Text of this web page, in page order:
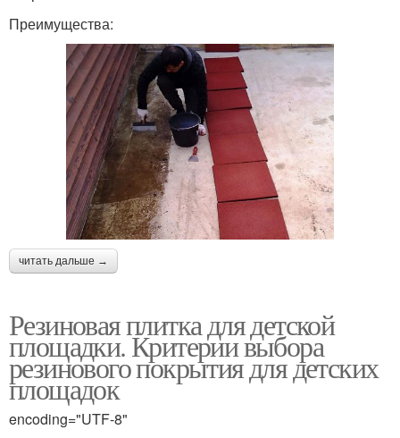
Преимущества:
читать дальше →
Резиновая плитка для детской
площадки. Критерии выбора
резинового покрытия для детских
площадок
encoding="UTF-8"